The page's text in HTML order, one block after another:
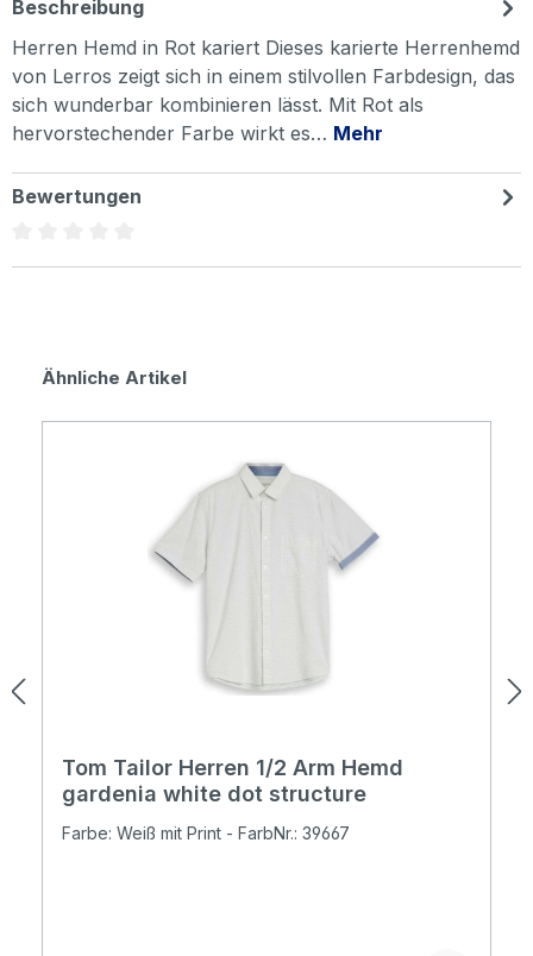
Beschreibung
Herren Hemd in Rot kariert Dieses karierte Herrenhemd
von Lerros zeigt sich in einem stilvollen Farbdesign, das
sich wunderbar kombinieren lässt. Mit Rot als
hervorstechender Farbe wirkt es… Mehr
Bewertungen
Produktgalerie überspringen
Ähnliche Artikel
Tom Tailor Herren 1/2 Arm Hemd
gardenia white dot structure
Farbe: Weiß mit Print - FarbNr.: 39667